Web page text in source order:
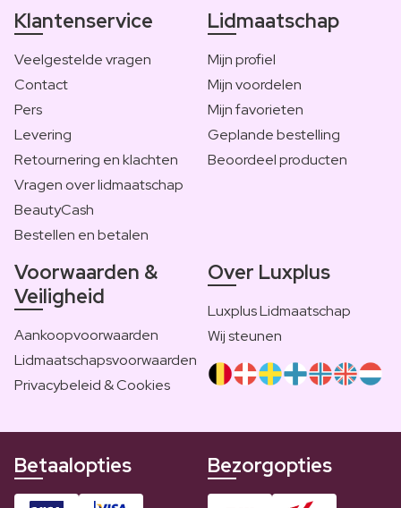
Klantenservice
Veelgestelde vragen
Contact
Pers
Levering
Retournering en klachten
Vragen over lidmaatschap
BeautyCash
Bestellen en betalen
Lidmaatschap
Mijn profiel
Mijn voordelen
Mijn favorieten
Geplande bestelling
Beoordeel producten
Voorwaarden &
Veiligheid
Aankoopvoorwaarden
Lidmaatschapsvoorwaarden
Privacybeleid & Cookies
Over Luxplus
Luxplus Lidmaatschap
Wij steunen
Betaalopties Bezorgopties